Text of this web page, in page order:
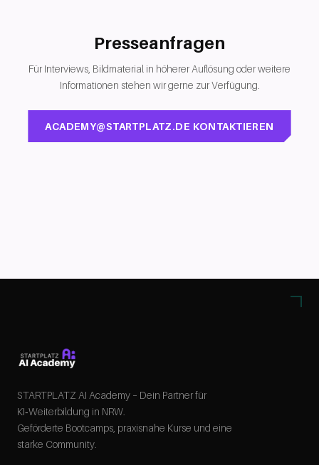
Presseanfragen
Für Interviews, Bildmaterial in höherer Auflösung oder weitere
Informationen stehen wir gerne zur Verfügung.
ACADEMY@STARTPLATZ.DE KONTAKTIEREN
STARTPLATZ AI Academy – Dein Partner für
KI‑Weiterbildung in NRW.
Geförderte Bootcamps, praxisnahe Kurse und eine
starke Community.